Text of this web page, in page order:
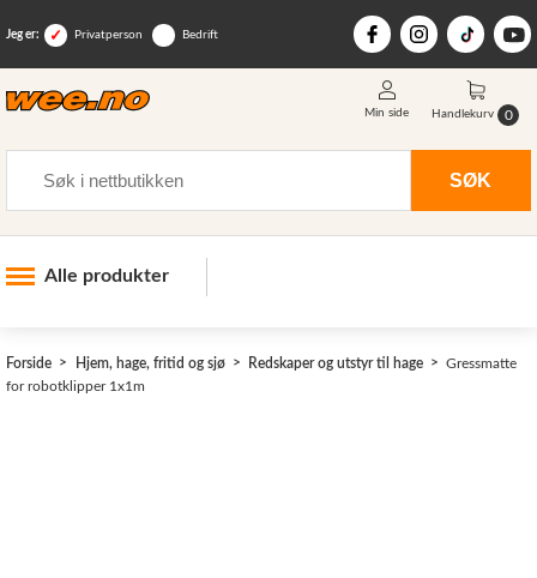
Jeg er: Privatperson Bedrift
SØK
Min side Handlekurv 0
Alle produkter
Skogsutstyr
Forside Hjem, hage, fritid og sjø Redskaper og utstyr til hage
Gressmatte
for robotklipper 1x1m